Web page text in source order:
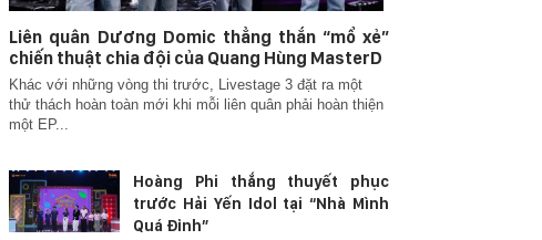
Liên quân Dương Domic thẳng thắn “mổ xẻ”
chiến thuật chia đội của Quang Hùng MasterD
Khác với những vòng thi trước, Livestage 3 đặt ra một
thử thách hoàn toàn mới khi mỗi liên quân phải hoàn thiện
một EP...
Hoàng Phi thắng thuyết phục
trước Hải Yến Idol tại “Nhà Mình
Quá Đỉnh”